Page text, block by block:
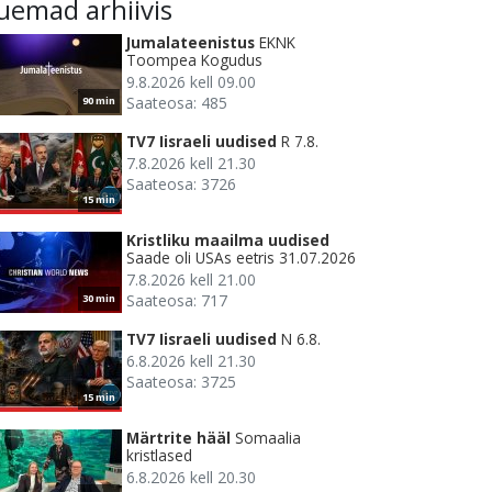
arhiivis
90 min
Jumalateenistus EKNK
Toompea Kogudus
9.8.2026 kell 09.00
Saateosa: 485
15 min
TV7 Iisraeli uudised R 7.8.
7.8.2026 kell 21.30
Saateosa: 3726
30 min
Kristliku maailma uudised
Saade oli USAs eetris 31.07.2026
7.8.2026 kell 21.00
Saateosa: 717
15 min
TV7 Iisraeli uudised N 6.8.
6.8.2026 kell 21.30
Saateosa: 3725
Märtrite hääl Somaalia
kristlased
6.8.2026 kell 20.30